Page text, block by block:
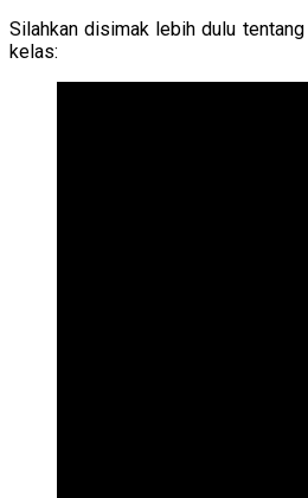
Silahkan disimak lebih dulu
kelas: